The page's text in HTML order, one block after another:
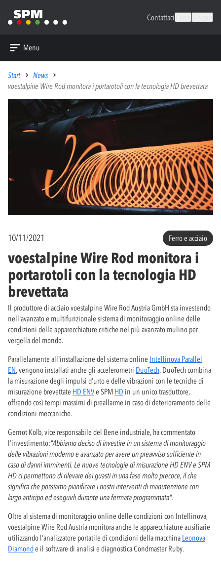
Contattaci
Menu
Start
News
voestalpine Wire Rod monitora i portarotoli con la tecnologia HD brevettata
10/11/2021 Ferro e acciaio
voestalpine Wire Rod monitora i
portarotoli con la tecnologia HD
brevettata
Il produttore di acciaio voestalpine Wire Rod Austria GmbH sta investendo
nell'avanzato e multifunzionale sistema di monitoraggio online delle
condizioni delle apparecchiature critiche nel più avanzato mulino per
vergella del mondo.
Parallelamente all'installazione del sistema online Intellinova Parallel
EN, vengono installati anche gli accelerometri DuoTech. DuoTech combina
la misurazione degli impulsi d'urto e delle vibrazioni con le tecniche di
misurazione brevettate HD ENVe SPM HD in un unico trasduttore,
offrendo così tempi massimi di preallarme in caso di deterioramento delle
condizioni meccaniche.
Gernot Kolb, vice responsabile del Bene industriale, ha commentato
l'investimento:"Abbiamo deciso di investire in un sistema di monitoraggio
delle vibrazioni moderno e avanzato per avere un preavviso sufficiente in
caso di danni imminenti. Le nuove tecnologie di misurazione HD ENV e SPM
HD ci permettono di rilevare dei guasti in una fase molto precoce, il che
significa che possiamo pianificare i nostri interventi di manutenzione con
largo anticipo ed eseguirli durante una fermata programmata".
Oltre al sistema di monitoraggio online delle condizioni con Intellinova,
voestalpine Wire Rod Austria monitora anche le apparecchiature ausiliarie
utilizzando l'analizzatore portatile di condizioni della macchina Leonova
Diamonde il software di analisi e diagnostica Condmaster Ruby.